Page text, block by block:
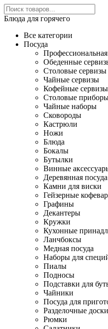
Блюда для горячего
Все категории
Посуда
Профессиональная
Обеденные
Столовые сервизы
Чайные сервизы
Кофейные сервизы
Столовые
Чайные наборы
Сковороды
Кастрюли
Ножи
Блюда
Бокалы
Бутылки
Винные
Деревянная посуда
Камни для виски
Гейзерные
Графины
Декантеры
Кружки
Кухонные
Ланчбоксы
Медная посуда
Наборы для
Пиалы
Подносы
Подставки для
Чайники
Посуда для
Разделочные доски
Рюмки